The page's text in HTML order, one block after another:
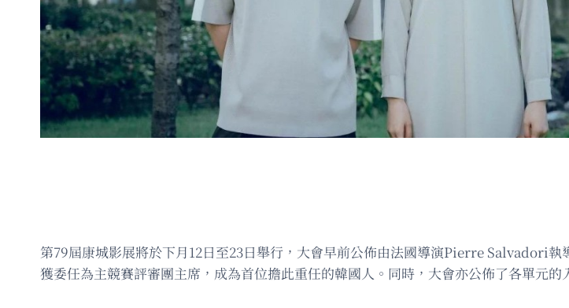
第79屆康城影展將於下月12日至23日舉行，大會早前公佈由法國導演Pierre Salvadori
獲委任為主競賽評審團主席，成為首位擔此重任的韓國人。同時，大會亦公佈了各單元